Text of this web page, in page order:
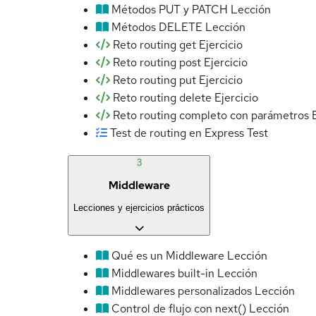
Métodos PUT y PATCH Lección
Métodos DELETE Lección
Reto routing get Ejercicio
Reto routing post Ejercicio
Reto routing put Ejercicio
Reto routing delete Ejercicio
Reto routing completo con parámetros
Test de routing en ExpressTest
3
Middleware
Lecciones y ejercicios prácticos
Qué es un Middleware Lección
Middlewares built-in Lección
Middlewares personalizados Lección
Control de flujo con next() Lección